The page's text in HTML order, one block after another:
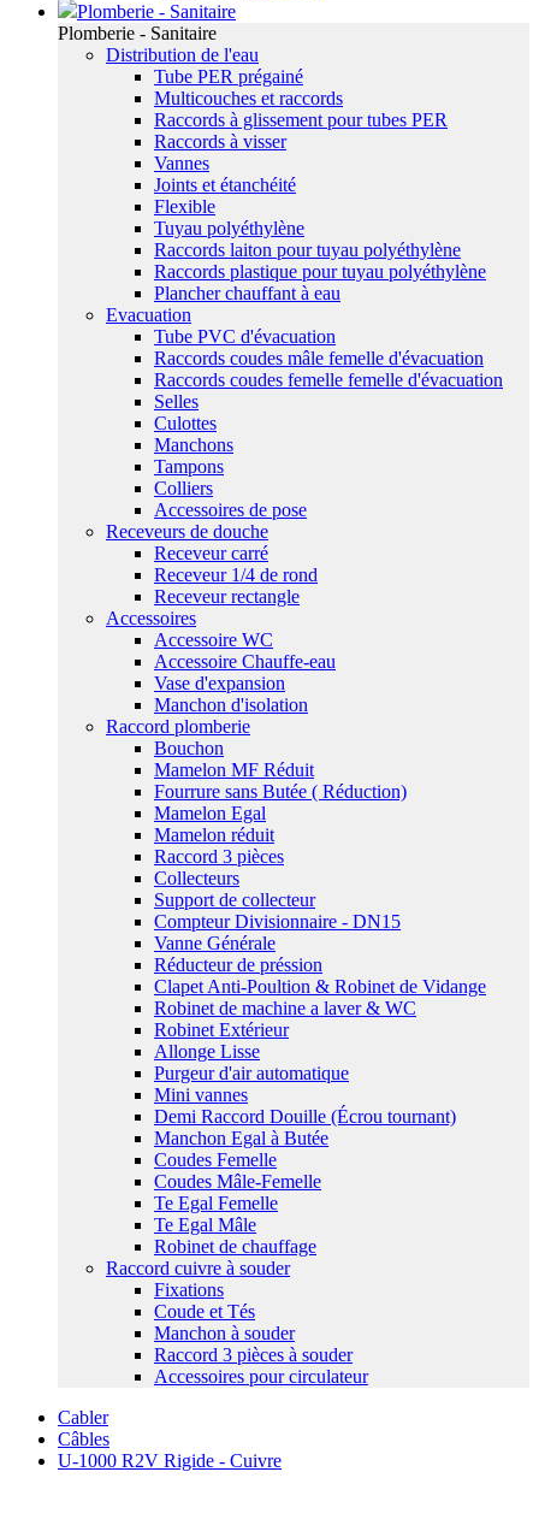
Plomberie - Sanitaire
Plomberie - Sanitaire
Distribution de l'eau
Tube PER prégainé
Multicouches et raccords
Raccords à glissement pour tubes PER
Raccords à visser
Vannes
Joints et étanchéité
Flexible
Tuyau polyéthylène
Raccords laiton pour tuyau polyéthylène
Raccords plastique pour tuyau polyéthylène
Plancher chauffant à eau
Evacuation
Tube PVC d'évacuation
Raccords coudes mâle femelle d'évacuation
Raccords coudes femelle femelle d'évacuation
Selles
Culottes
Manchons
Tampons
Colliers
Accessoires de pose
Receveurs de douche
Receveur carré
Receveur 1/4 de rond
Receveur rectangle
Accessoires
Accessoire WC
Accessoire Chauffe-eau
Vase d'expansion
Manchon d'isolation
Raccord plomberie
Bouchon
Mamelon MF Réduit
Fourrure sans Butée ( Réduction)
Mamelon Egal
Mamelon réduit
Raccord 3 pièces
Collecteurs
Support de collecteur
Compteur Divisionnaire - DN15
Vanne Générale
Réducteur de préssion
Clapet Anti-Poultion & Robinet de Vidange
Robinet de machine a laver & WC
Robinet Extérieur
Allonge Lisse
Purgeur d'air automatique
Mini vannes
Demi Raccord Douille (Écrou tournant)
Manchon Egal à Butée
Coudes Femelle
Coudes Mâle-Femelle
Te Egal Femelle
Te Egal Mâle
Robinet de chauffage
Raccord cuivre à souder
Fixations
Coude et Tés
Manchon à souder
Raccord 3 pièces à souder
Accessoires pour circulateur
Cabler
Câbles
U-1000 R2V Rigide - Cuivre